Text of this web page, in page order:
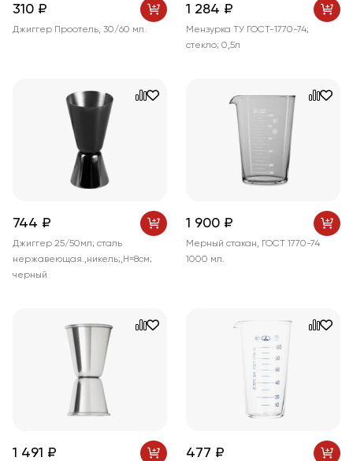
310 ₽
Джиггер Проотель, 30/60 мл.
1 284 ₽
Мензурка ТУ ГОСТ-1770-74;
стекло; 0,5л
744 ₽
Джиггер 25/50мл; сталь
нержавеющая.,никель;,H=8см;
черный
1 900 ₽
Мерный стакан, ГОСТ 1770-74
1000 мл.
1 491 ₽ 477 ₽